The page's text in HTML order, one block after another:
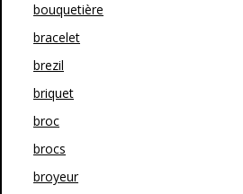
bouquetière
bracelet
brezil
briquet
broc
brocs
broyeur